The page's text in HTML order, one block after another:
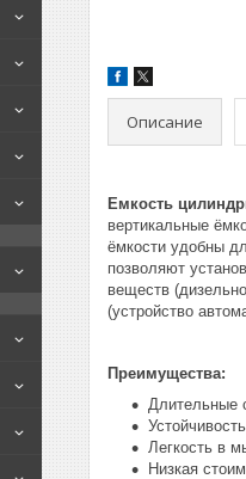
Описание
Емкость
вертикальные
ёмкости удобны
позволяют
веществ
(устройство
Преимущества:
Длительные
Легкость в
Низкая